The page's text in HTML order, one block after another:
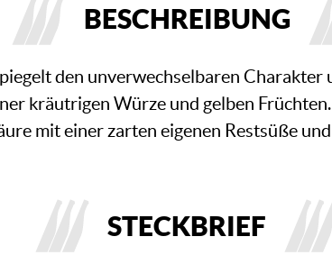
BESCHREIBUNG
den unverwechselbaren
kräutrigen Würze und gelben Früchten.
mit einer zarten eigenen Restsüße
STECKBRIEF